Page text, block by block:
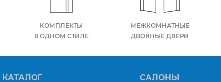
КОМПЛЕКТЫ
В ОДНОМ СТИЛЕ
МЕЖКОМНАТНЫЕ
ДВОЙНЫЕ ДВЕРИ
КАТАЛОГ САЛОНЫ